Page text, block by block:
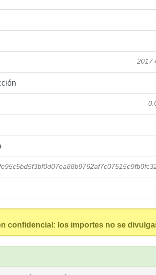
confidencial: los importes no se